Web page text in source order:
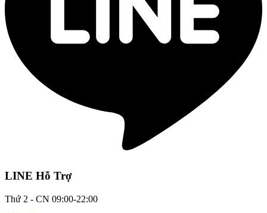
LINE Hỗ Trợ
Thứ 2 - CN 09:00-22:00